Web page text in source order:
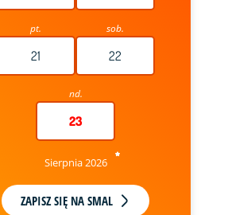
pt.
21
sob.
22
nd.
23
Sierpnia 2026
ZAPISZ SIĘ NA SMAL